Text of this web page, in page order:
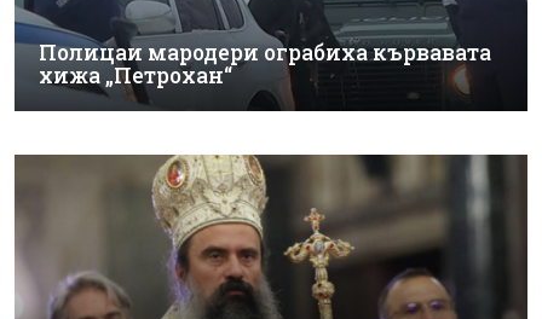
Полицаи мародери ограбиха кървавата
хижа „Петрохан“